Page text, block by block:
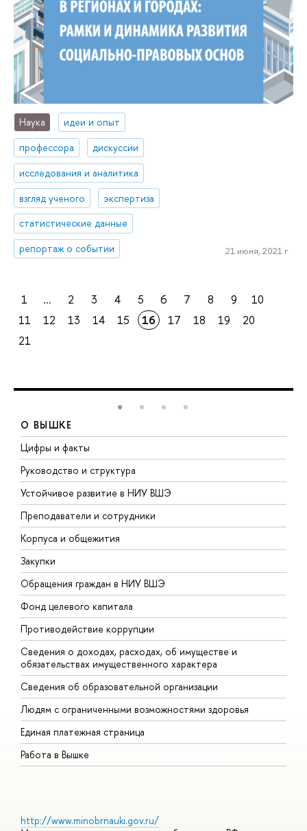
Наука
идеи и опыт
профессора
дискуссии
исследования и аналитика
взгляд ученого
экспертиза
статистические данные
репортаж о событии
21 июня, 2021 г.
1 ... 2 3 4 5 6 7 8 9
10
11
12 13 14 15 16 17 18 19
20
21
О ВЫШКЕ
Цифры и факты
Руководство и структура
Устойчивое развитие в НИУ ВШЭ
Преподаватели и сотрудники
Корпуса и общежития
Закупки
Обращения граждан в НИУ ВШЭ
Фонд целевого капитала
Противодействие коррупции
Сведения о доходах, расходах, об имуществе и
обязательствах имущественного характера
Сведения об образовательной организации
Людям с ограниченными возможностями здоровья
Единая платежная страница
Работа в Вышке
http://www.minobrnauki.gov.ru/